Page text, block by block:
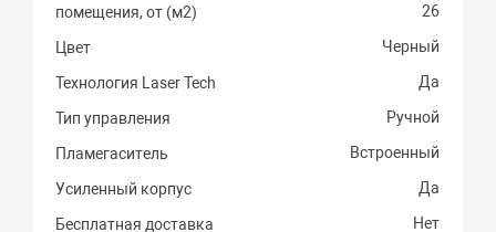
помещения, от (м2)
26
Цвет Черный
Технология Laser Tech Да
Тип управления Ручной
Пламегаситель Встроенный
Усиленный корпус Да
Бесплатная доставка Нет